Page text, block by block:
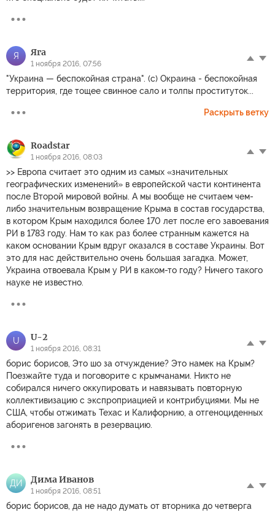
Я Яга
1 ноября 2016, 07:56
"Украина — беспокойная страна". (с) Окраина - беспокойная
территория, где тощее свинное сало и толпы проституток...
Раскрыть ветку
Roadstar
1 ноября 2016, 08:03
>> Европа считает это одним из самых «значительных
географических изменений» в европейской части континента
после Второй мировой войны. А мы вообще не считаем чем-
либо значительным возвращение Крыма в состав государства,
в котором Крым находился более 170 лет после его завоевания
РИ в 1783 году. Нам то как раз более странным кажется на
каком основании Крым вдруг оказался в составе Украины. Вот
это для нас действительно очень большая загадка. Может,
Украина отвоевала Крым у РИ в каком-то году? Ничего такого
науке не известно.
U U-2
1 ноября 2016, 08:31
борис борисов, Это шо за отчуждение? Это намек на Крым?
Поезжайте туда и поговорите с крымчанами. Никто не
собирался ничего оккупировать и навязывать повторную
коллективизацию с экспроприацией и контрибуциями. Мы не
США, чтобы отжимать Техас и Калифорнию, а отгеноциденных
аборигенов загонять в резервацию.
ДИ Дима Иванов
1 ноября 2016, 08:51
борис борисов, да не надо думать от вторника до четверга